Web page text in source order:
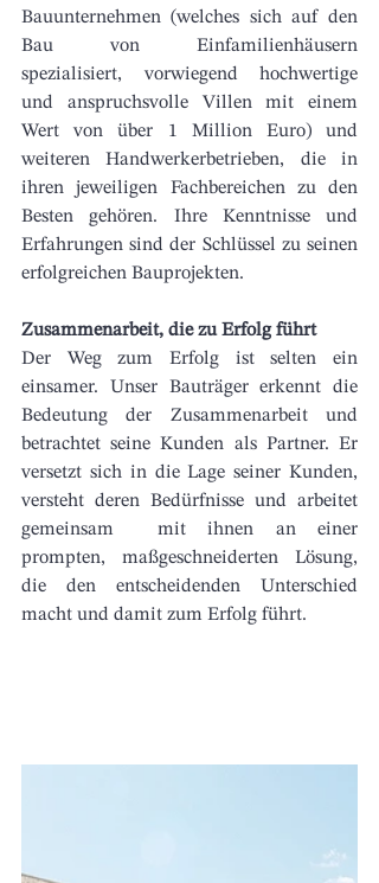
Bauunternehmen (welches sich auf den
Bau von Einfamilienhäusern
spezialisiert, vorwiegend hochwertige
und anspruchsvolle Villen mit einem
Wert von über 1 Million Euro) und
weiteren Handwerkerbetrieben, die in
ihren jeweiligen Fachbereichen zu den
Besten gehören. Ihre Kenntnisse und
Erfahrungen sind der Schlüssel zu seinen
erfolgreichen Bauprojekten.
Zusammenarbeit, die zu Erfolg führt
Der Weg zum Erfolg ist selten ein
einsamer. Unser Bauträger erkennt die
Bedeutung der Zusammenarbeit und
betrachtet seine Kunden als Partner. Er
versetzt sich in die Lage seiner Kunden,
versteht deren Bedürfnisse und arbeitet
gemeinsam  mit ihnen an einer
prompten, maßgeschneiderten Lösung,
die den entscheidenden Unterschied
macht und damit zum Erfolg führt.